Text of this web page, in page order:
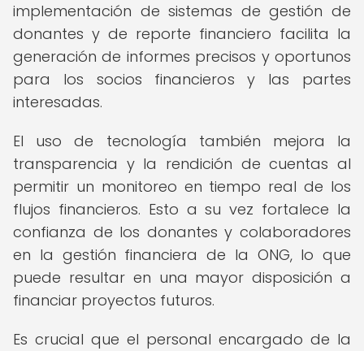
implementación de sistemas de gestión de
donantes y de reporte financiero facilita la
generación de informes precisos y oportunos
para los socios financieros y las partes
interesadas.
El uso de tecnología también mejora la
transparencia y la rendición de cuentas al
permitir un monitoreo en tiempo real de los
flujos financieros. Esto a su vez fortalece la
confianza de los donantes y colaboradores
en la gestión financiera de la ONG, lo que
puede resultar en una mayor disposición a
financiar proyectos futuros.
Es crucial que el personal encargado de la